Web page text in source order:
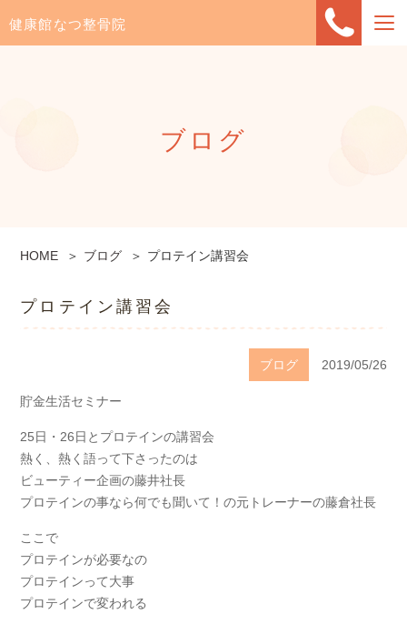
健康館なつ整骨院
ブログ
HOME ブログ プロテイン講習会
プロテイン講習会
ブログ 2019/05/26
貯金生活セミナー
25日・26日とプロテインの講習会
熱く、熱く語って下さったのは
ビューティー企画の藤井社長
プロテインの事なら何でも聞いて！の元トレーナーの藤倉社長
ここで
プロテインが必要なの
プロテインって大事
プロテインで変われる